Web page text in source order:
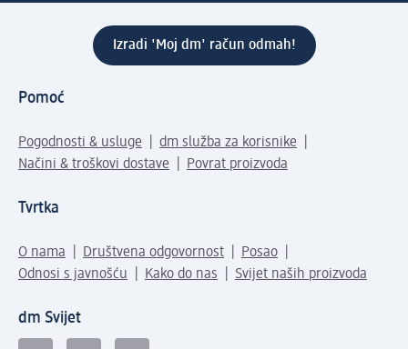
Izradi 'Moj dm' račun odmah!
Pomoć
Pogodnosti & usluge
dm služba za korisnike
Načini & troškovi dostave
Povrat proizvoda
Tvrtka
O nama Društvena odgovornost
Posao
Odnosi s javnošću
Kako do nas Svijet naših proizvoda
dm Svijet